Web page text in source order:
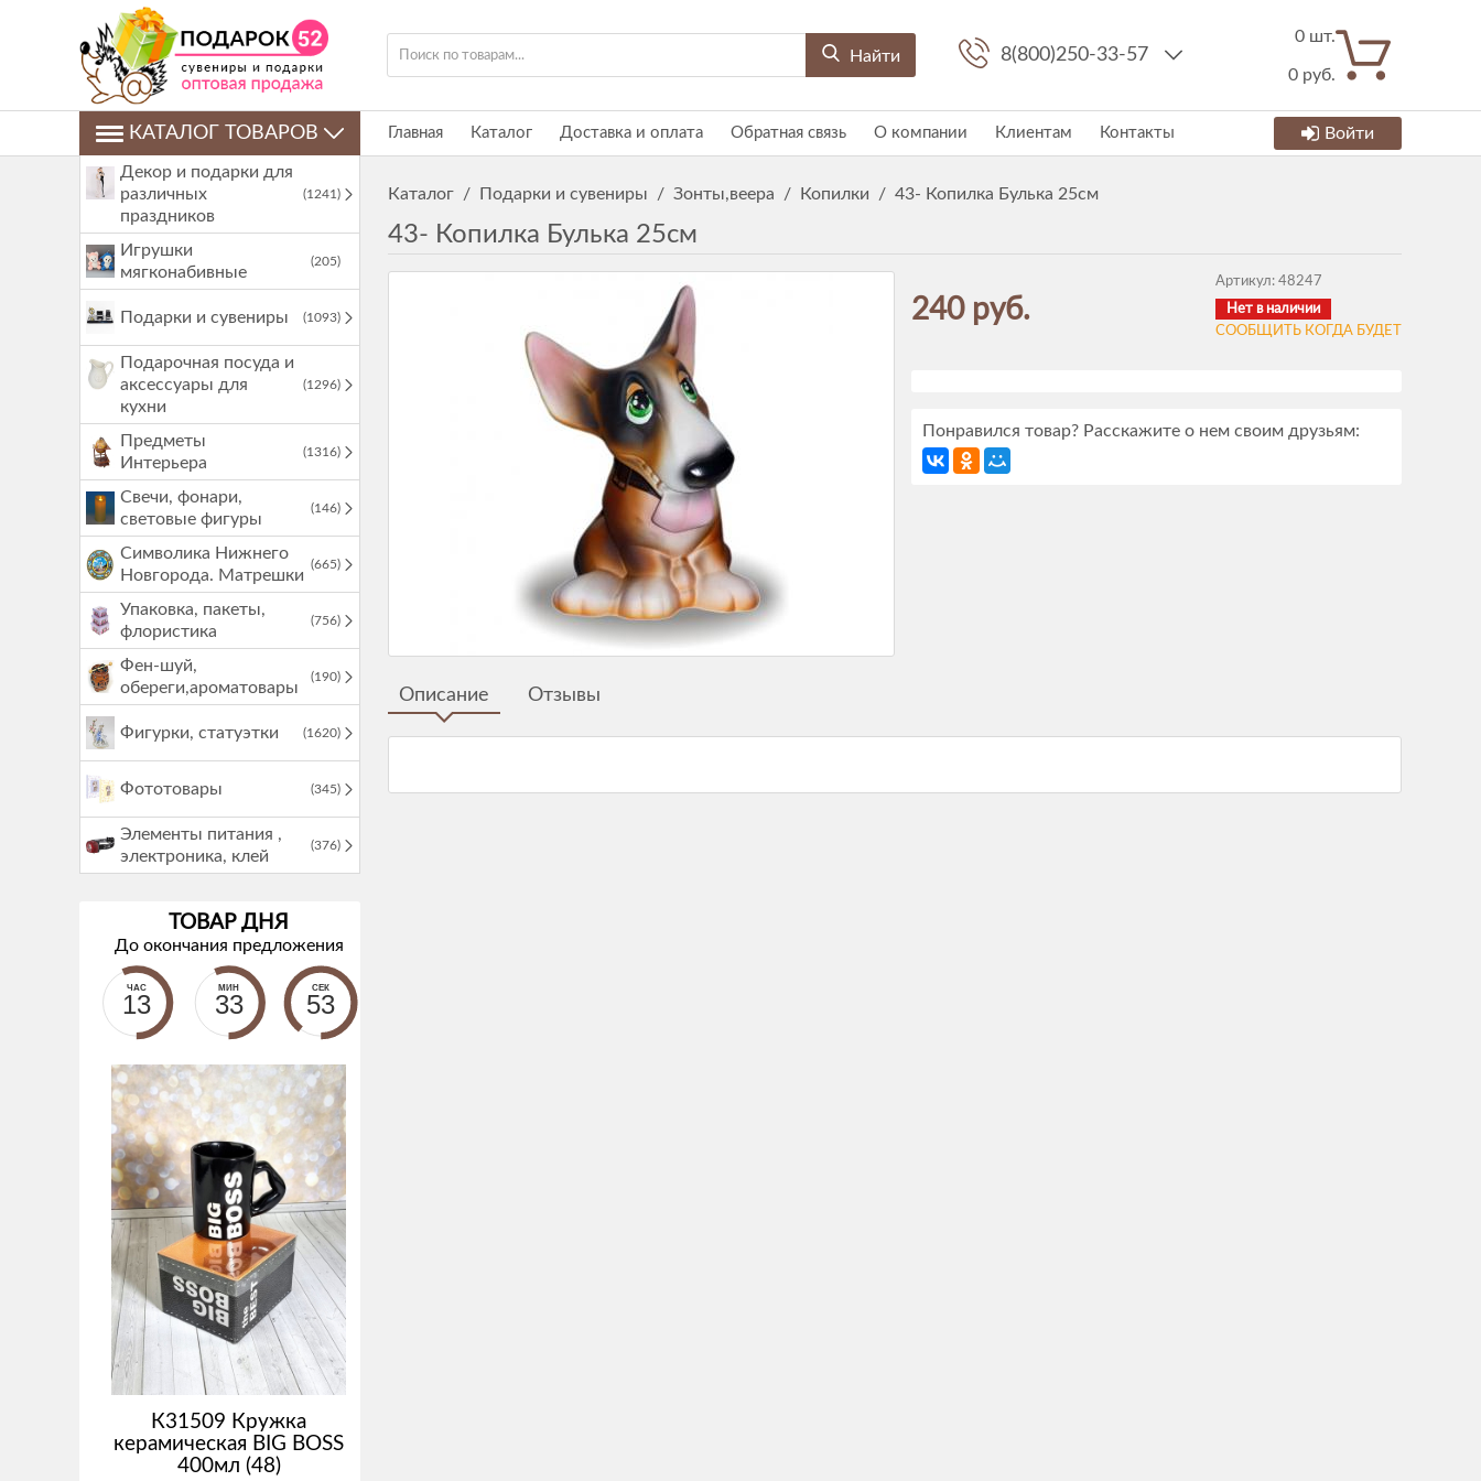
Найти 8(800)250-33-57
0 шт.
0 руб.
КАТАЛОГ ТОВАРОВ
Декор и подарки для
различных
праздников
(1241)
Игрушки
мягконабивные
(205)
Подарки и сувениры (1093)
Подарочная посуда и
аксессуары для
кухни
(1296)
Предметы
Интерьера
(1316)
Свечи, фонари,
световые фигуры
(146)
Символика Нижнего
Новгорода. Матрешки
(665)
Упаковка, пакеты,
флористика
(756)
Фен-шуй,
обереги,ароматовары
(190)
Фигурки, статуэтки (1620)
Фототовары (345)
Элементы питания ,
электроника, клей
(376)
ТОВАР ДНЯ
До окончания предложения
ЧАС
13
МИН
33
СЕК
53
К31509 Кружка
керамическая BIG BOSS
400мл (48)
Главная Каталог Доставка и оплата Обратная связь О компании Клиентам Контакты Войти
Каталог / Подарки и сувениры / Зонты,веера / Копилки / 43- Копилка Булька 25см
43- Копилка Булька 25см
240 руб.
Артикул: 48247
Нет в наличии
СООБЩИТЬ КОГДА БУДЕТ
Понравился товар? Расскажите о нем своим друзьям:
Описание Отзывы